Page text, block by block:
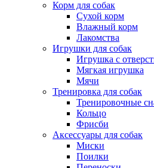
Корм для собак
Сухой корм
Влажный корм
Лакомства
Игрушки для собак
Игрушка с
Мягкая игрушка
Мячи
Тренировка для собак
Тренировочные
Кольцо
Фрисби
Аксессуары для собак
Миски
Поилки